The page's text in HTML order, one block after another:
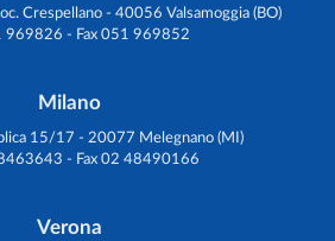
Crespellano - 40056 Valsamoggia (BO)
969826 - Fax 051 969852
Milano
15/17 - 20077 Melegnano (MI)
- Fax 02 48490166
Verona